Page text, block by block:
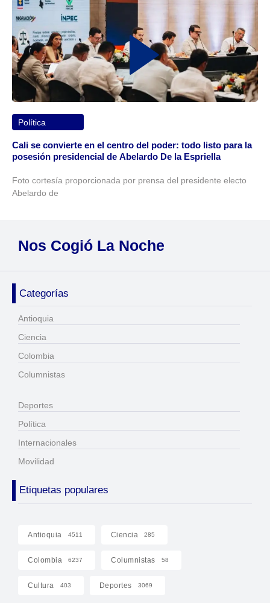
Política
Cali se convierte en el centro del poder: todo listo para la
posesión presidencial de Abelardo De la Espriella
Foto cortesía proporcionada por prensa del presidente electo
Abelardo de
Nos Cogió La Noche
Categorías
Antioquia
Ciencia
Colombia
Columnistas
Deportes
Política
Internacionales
Movilidad
Etiquetas populares
Antioquia 4511 Ciencia 285
Colombia 6237 Columnistas 58
Cultura 403 Deportes 3069